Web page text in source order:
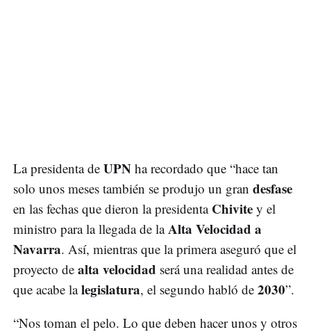
La presidenta de UPN ha recordado que “hace tan
solo unos meses también se produjo un gran desfase
en las fechas que dieron la presidenta Chivite y el
ministro para la llegada de laAlta Velocidad a
Navarra. Así, mientras que la primera aseguró que el
proyecto de alta velocidad será una realidad antes de
que acabe lalegislatura, el segundo habló de 2030”.
“Nos toman el pelo. Lo que deben hacer unos y otros